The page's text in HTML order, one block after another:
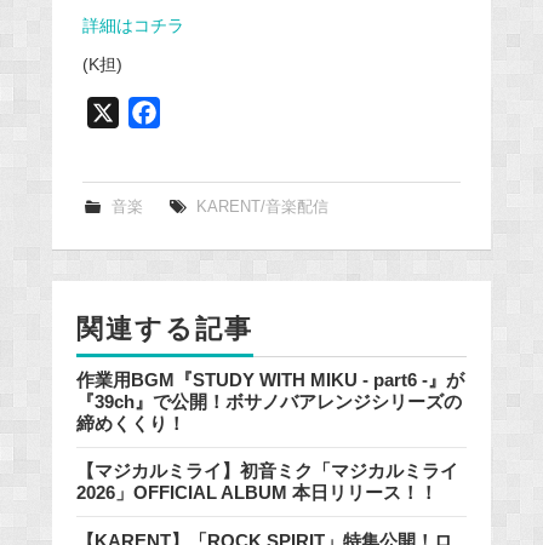
詳細はコチラ
(K担)
e
k
音楽 KARENT/音楽配信
関連する記事
作業用BGM『STUDY WITH MIKU - part6 -』が
『39ch』で公開！ボサノバアレンジシリーズの
締めくくり！
【マジカルミライ】初音ミク「マジカルミライ
2026」OFFICIAL ALBUM 本日リリース！！
【KARENT】「ROCK SPIRIT」特集公開！ロ